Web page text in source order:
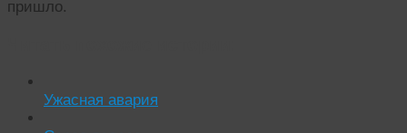
пришло.
Ужасная авария